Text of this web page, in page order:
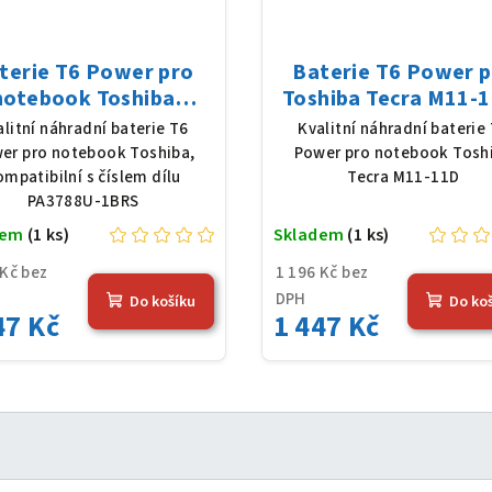
T6 Power pro
Toshiba
1BRS, Li-Ion,
5200 mAh (56 Wh),
černá
náhradní baterie T6
pro notebook Toshiba,
s číslem dílu
PA3788U-1BRS
bez
Kč
(1 ks)
Do košíku
Baterie T6 Power
Toshiba Tecra M11-
Li-Ion, 10,8 V, 5200
(56 Wh), černá
Kvalitní náhradní baterie
Power pro notebook
Tecra M11-11D
1 196 Kč bez
DPH
1 447 Kč
Skladem (1 ks)
Do